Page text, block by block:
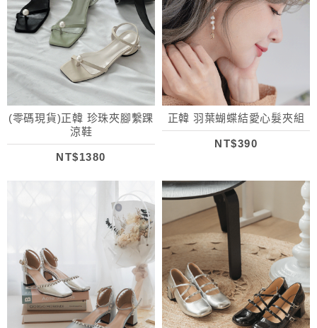
(零碼現貨)正韓 珍珠夾腳繫踝
涼鞋
NT$1380
正韓 羽葉蝴蝶結愛心髮夾組
NT$390